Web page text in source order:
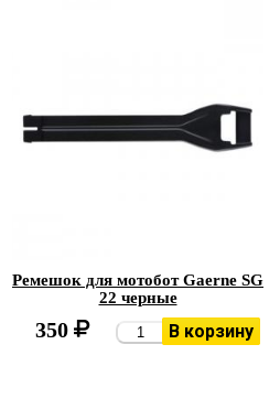
Ремешок для мотобот Gaerne SG
22 черные
350 В корзину